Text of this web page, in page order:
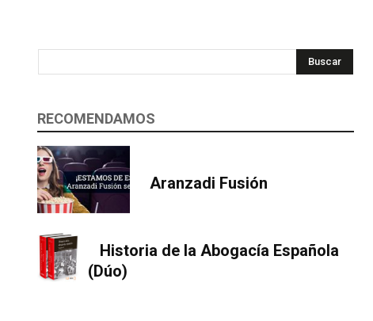
Buscar
RECOMENDAMOS
Aranzadi Fusión
Historia de la Abogacía Española
(Dúo)